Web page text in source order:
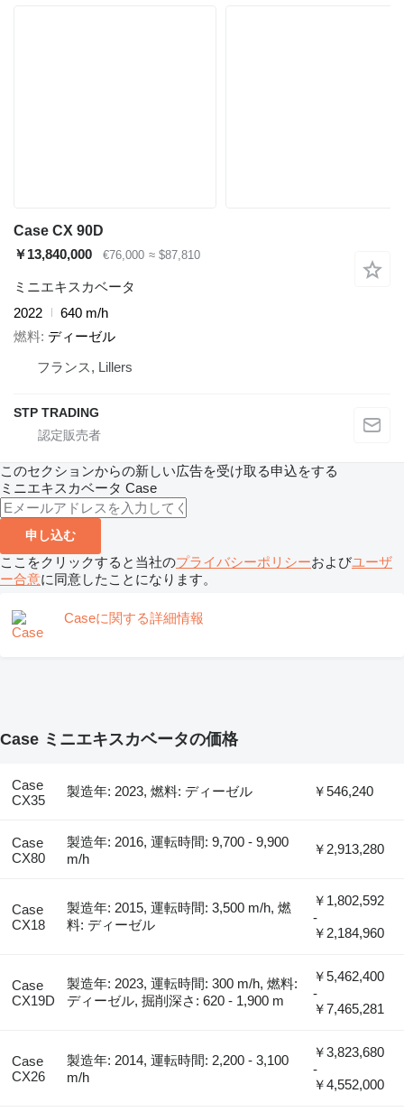
Case CX 90D
￥13,840,000
€76,000 ≈ $87,810
ミニエキスカベータ
2022
640 m/h
燃料 ディーゼル
フランス, Lillers
STP TRADING
このセクションからの新しい広告を受け取る申込をする
ミニエキスカベータ Case
申し込む
ここをクリックすると当社のプライバシーポリシーおよびユーザ
ー合意に同意したことになります。
Caseに関する詳細情報
Case ミニエキスカベータの価格
Case
CX35
製造年: 2023, 燃料: ディーゼル ￥546,240
Case
CX80
製造年: 2016, 運転時間: 9,700 - 9,900
m/h
￥2,913,280
Case
CX18
製造年: 2015, 運転時間: 3,500 m/h, 燃
料: ディーゼル
￥1,802,592
-
￥2,184,960
Case
CX19D
製造年: 2023, 運転時間: 300 m/h, 燃料:
ディーゼル, 掘削深さ: 620 - 1,900 m
￥5,462,400
-
￥7,465,281
Case
CX26
製造年: 2014, 運転時間: 2,200 - 3,100
m/h
￥3,823,680
-
￥4,552,000